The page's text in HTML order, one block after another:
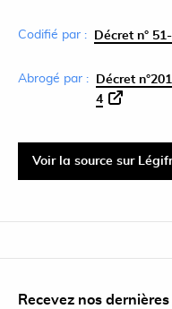
Codifié par : Décret n°
Abrogé par :
Décret
4
Voir la source sur
Recevez nos